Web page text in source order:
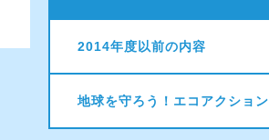
2014年度以前の内容
地球を守ろう！エコアクション